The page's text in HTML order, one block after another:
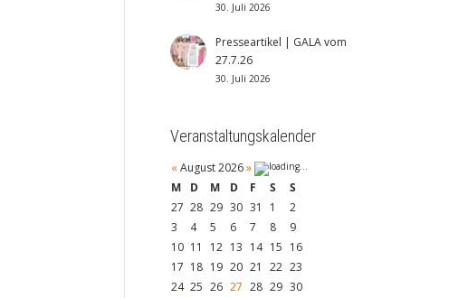
30. Juli 2026
Presseartikel | GALA vom
27.7.26
30. Juli 2026
Veranstaltungskalender
« August 2026 »
M
D M D F S
S
27 28 29 30 31 1
2
3
4 5 6 7 8
9
10 11 12 13 14 15 16
17 18 19 20 21 22 23
24 25 26 27 28 29 30